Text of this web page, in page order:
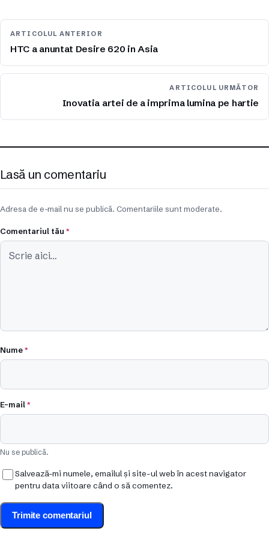
ARTICOLUL ANTERIOR
HTC a anuntat Desire 620 in Asia
ARTICOLUL URMĂTOR
Inovatia artei de a imprima lumina pe hartie
Lasă un comentariu
Adresa de e-mail nu se publică. Comentariile sunt moderate.
Comentariul tău *
Nume*
E-mail*
Nu se publică.
Salvează-mi numele, emailul și site-ul web în acest navigator
pentru data viitoare când o să comentez.